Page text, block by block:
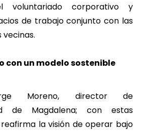
voluntariado corporativo y
de trabajo conjunto con las
vecinas.
con un modelo sostenible
Moreno, director de
de Magdalena; con estas
la visión de operar bajo